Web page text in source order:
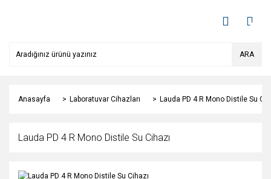
ARA
Anasayfa Laboratuvar Cihazları Lauda PD 4 R Mono Distile Su
Lauda PD 4 R Mono Distile Su Cihazı